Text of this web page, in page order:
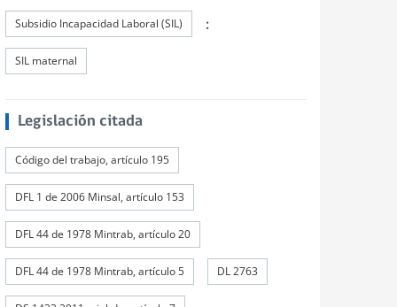
Subsidio Incapacidad Laboral (SIL) :
SIL maternal
Legislación citada
Código del trabajo, artículo 195
DFL 1 de 2006 Minsal, artículo 153
DFL 44 de 1978 Mintrab, artículo 20
DFL 44 de 1978 Mintrab, artículo 5 DL 2763